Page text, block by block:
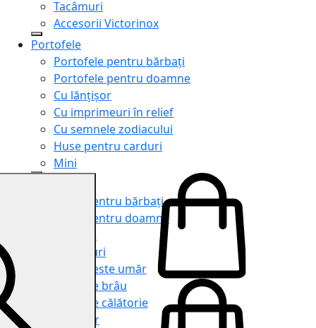
Tacâmuri
Accesorii Victorinox
Portofele
Portofele pentru bărbați
Portofele pentru doamne
Cu lănțișor
Cu imprimeuri în relief
Cu semnele zodiacului
Huse pentru carduri
Mini
Genți pentru bărbați
Genți pentru doamne
Serviete
Rucsacuri
Genți peste umăr
Genți de brâu
Genți de călătorie
Shopper